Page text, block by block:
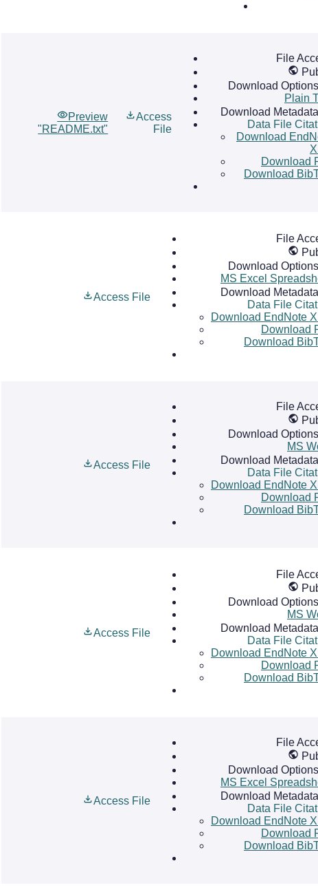
Preview
"README.txt"
Access
File
File
Download
Plain
Download
Data File
Download
Download
Download
Access File
File
Download
MS Excel
Download
Data File
Download EndNote
Download
Download
Access File
File
Download
MS
Download
Data File
Download EndNote
Download
Download
Access File
File
Download
MS
Download
Data File
Download EndNote
Download
Download
Access File
File
Download
MS Excel
Download
Data File
Download EndNote
Download
Download